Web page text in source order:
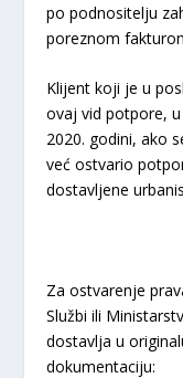
po podnositelju
poreznom
Klijent koji je u
ovaj vid potpore,
2020. godini, ako
već ostvario
dostavljene
Za ostvarenje
Službi ili
dostavlja u
dokumentaciju: